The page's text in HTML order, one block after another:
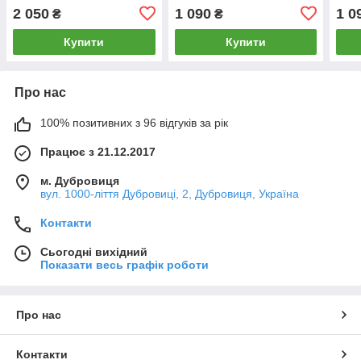
2 050 ₴
Купити
1 090₴
Купити
1
Про нас
100% позитивних з 96 відгуків за рік
Працює з 21.12.2017
м. Дубровиця
вул. 1000-ліття Дубровиці, 2, Дубровиця, Україна
Контакти
Сьогодні вихідний
Показати весь графік роботи
Про нас
Контакти